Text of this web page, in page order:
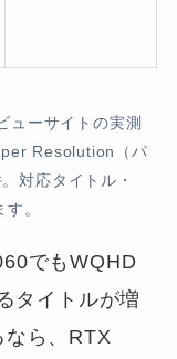
ーサイトの実測
Resolution（パ
対応タイトル・
。
でもWQHD
タイトルが増
なら、RTX